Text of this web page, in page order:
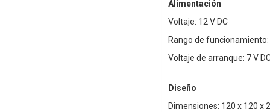
Alimentación
Voltaje: 12 V DC
Rango de funcionamiento:
Voltaje de arranque: 7 V
Diseño
Dimensiones: 120 x 120 x